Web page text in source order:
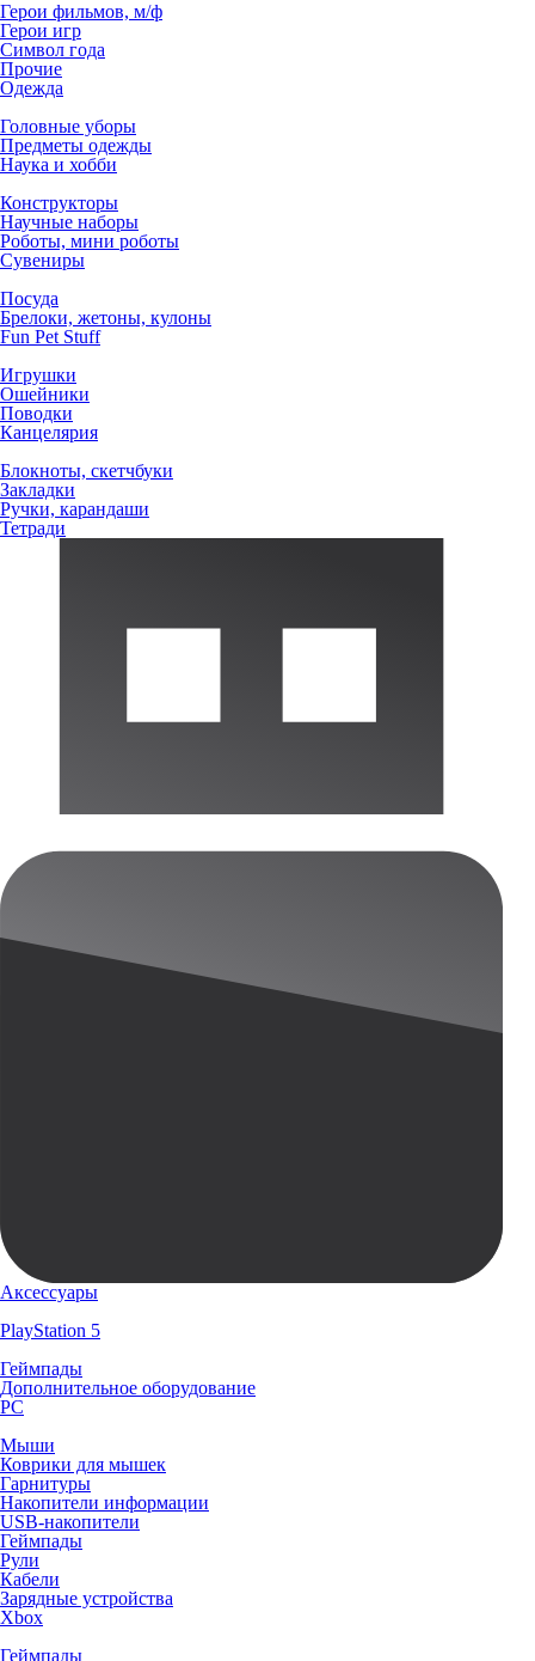
Герои фильмов, м/ф
Герои игр
Символ года
Прочие
Одежда
Головные уборы
Предметы одежды
Наука и хобби
Конструкторы
Научные наборы
Роботы, мини роботы
Сувениры
Посуда
Брелоки, жетоны, кулоны
Fun Pet Stuff
Игрушки
Ошейники
Поводки
Канцелярия
Блокноты, скетчбуки
Закладки
Ручки, карандаши
Тетради
Аксессуары
PlayStation 5
Геймпады
Дополнительное оборудование
PC
Мыши
Коврики для мышек
Гарнитуры
Накопители информации
USB-накопители
Геймпады
Рули
Кабели
Зарядные устройства
Xbox
Геймпады